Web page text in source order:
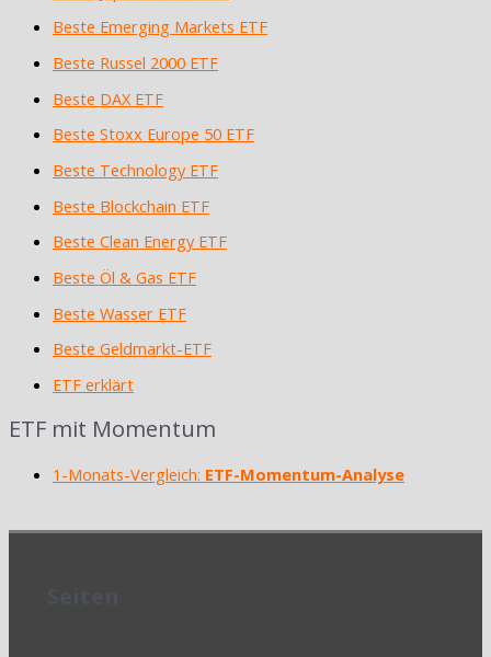
Beste Emerging Markets ETF
Beste Russel 2000 ETF
Beste DAX ETF
Beste Stoxx Europe 50 ETF
Beste Technology ETF
Beste Blockchain ETF
Beste Clean Energy ETF
Beste Öl & Gas ETF
Beste Wasser ETF
Beste Geldmarkt-ETF
ETF erklärt
ETF mit Momentum
1-Monats-Vergleich: ETF-Momentum-Analyse